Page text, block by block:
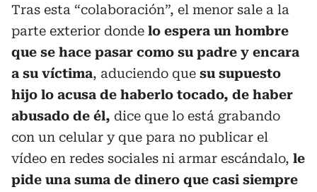
Tras esta “colaboración”, el menor sale a la
parte exterior donde lo espera un hombre
que se hace pasar como su padre y encara
a su víctima, aduciendo que su supuesto
hijo lo acusa de haberlo tocado, de haber
abusado de él, dice que lo está grabando
con un celular y que para no publicar el
vídeo en redes sociales ni armar escándalo, le
pide una suma de dinero que casi siempre